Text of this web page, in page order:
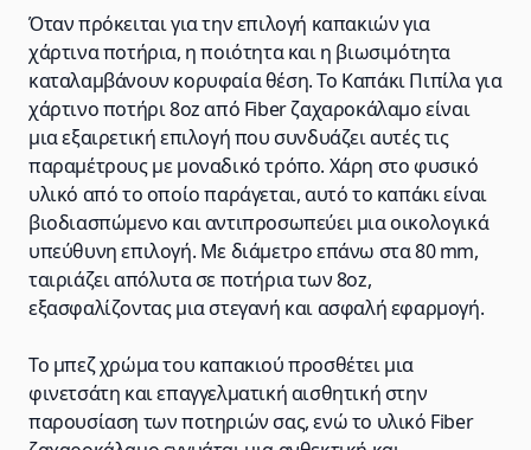
Όταν πρόκειται για την επιλογή καπακιών για
χάρτινα ποτήρια, η ποιότητα και η βιωσιμότητα
καταλαμβάνουν κορυφαία θέση. Το Καπάκι Πιπίλα για
χάρτινο ποτήρι 8oz από Fiber ζαχαροκάλαμο είναι
μια εξαιρετική επιλογή που συνδυάζει αυτές τις
παραμέτρους με μοναδικό τρόπο. Χάρη στο φυσικό
υλικό από το οποίο παράγεται, αυτό το καπάκι είναι
βιοδιασπώμενο και αντιπροσωπεύει μια οικολογικά
υπεύθυνη επιλογή. Με διάμετρο επάνω στα 80 mm,
ταιριάζει απόλυτα σε ποτήρια των 8oz,
εξασφαλίζοντας μια στεγανή και ασφαλή εφαρμογή.
Το μπεζ χρώμα του καπακιού προσθέτει μια
φινετσάτη και επαγγελματική αισθητική στην
παρουσίαση των ποτηριών σας, ενώ το υλικό Fiber